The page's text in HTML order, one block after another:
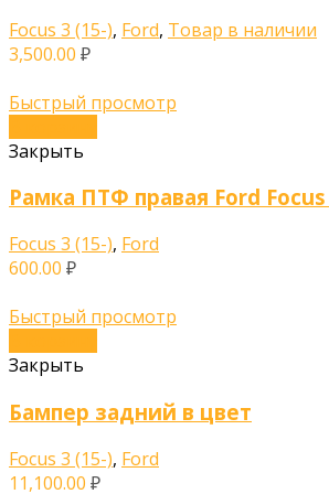
Focus 3 (15-), Ford, Товар в наличии
3,500.00 ₽
Быстрый просмотр
Закрыть
Рамка ПТФ правая Ford
Focus 3 (15-), Ford
600.00 ₽
Быстрый просмотр
Закрыть
Бампер задний в цвет
Focus 3 (15-), Ford
11,100.00 ₽